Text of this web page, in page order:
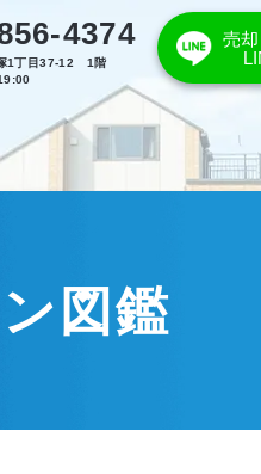
4374
1丁目37-12 1階
売
図鑑